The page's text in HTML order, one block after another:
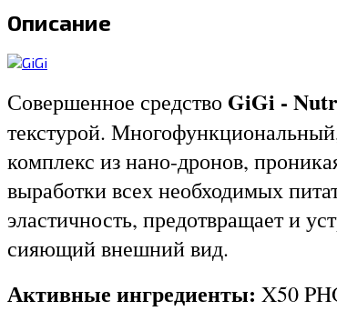
Описание
Совершенное средство GiGi -
текстурой.
комплекс из нано-дронов,
выработки всех необходимых
эластичность, предотвращает и
сияющий внешний вид.
Активные ингредиенты: X50